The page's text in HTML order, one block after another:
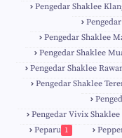
Pengedar Shaklee
Pengedar Shaklee
Pengedar Shaklee
Pengedar Shaklee
Pengedar Shaklee
Pengedar Vivix
Peparu 1